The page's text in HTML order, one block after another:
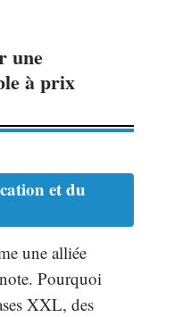
une
à prix
et du
une alliée
Pourquoi
XXL, des